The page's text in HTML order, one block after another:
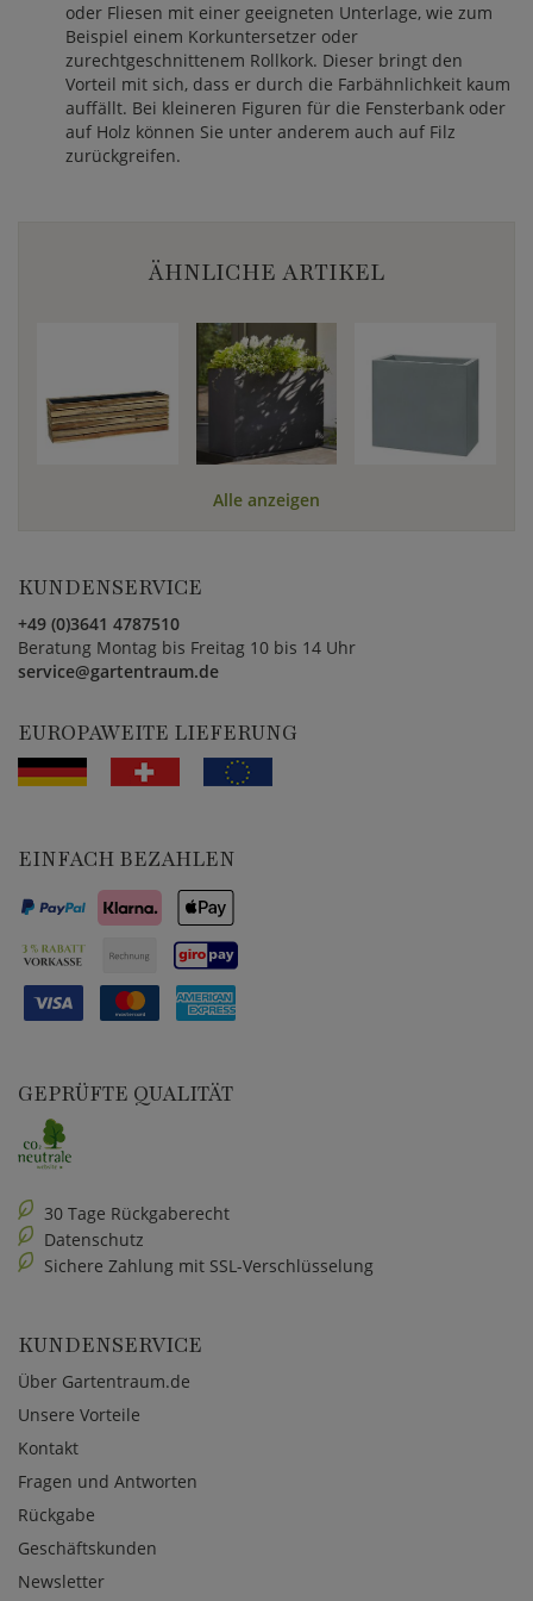
oder Fliesen mit einer geeigneten Unterlage, wie zum
Beispiel einem Korkuntersetzer oder
zurechtgeschnittenem Rollkork. Dieser bringt den
Vorteil mit sich, dass er durch die Farbähnlichkeit kaum
auffällt. Bei kleineren Figuren für die Fensterbank oder
auf Holz können Sie unter anderem auch auf Filz
zurückgreifen.
ÄHNLICHE ARTIKEL
Alle anzeigen
KUNDENSERVICE
+49 (0)3641 4787510
Beratung Montag bis Freitag 10 bis 14 Uhr
service@gartentraum.de
EUROPAWEITE LIEFERUNG
EINFACH BEZAHLEN
GEPRÜFTE QUALITÄT
30 Tage Rückgaberecht
Datenschutz
Sichere Zahlung mit SSL-Verschlüsselung
KUNDENSERVICE
Über Gartentraum.de
Unsere Vorteile
Kontakt
Fragen und Antworten
Rückgabe
Geschäftskunden
Newsletter